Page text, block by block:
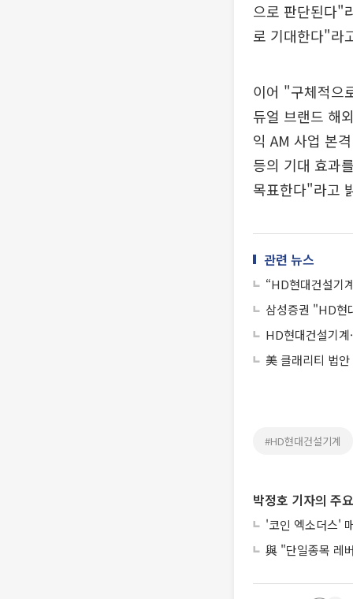
으로 판단된다"
로 기대한다"라
이어 "구체적으
듀얼 브랜드 해
익 AM 사업 본
등의 기대 효과
목표한다"라고
관련 뉴스
“HD현대건설기
삼성증권 "HD현
HD현대건설기계
美 클래리티 법
#HD현대건설기계
박정호 기자의 주
'코인 엑소더스'
與 "단일종목 레